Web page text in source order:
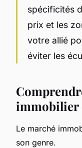
spécificités
prix et les
votre allié
éviter les
immobilier
Le marché
son genre.